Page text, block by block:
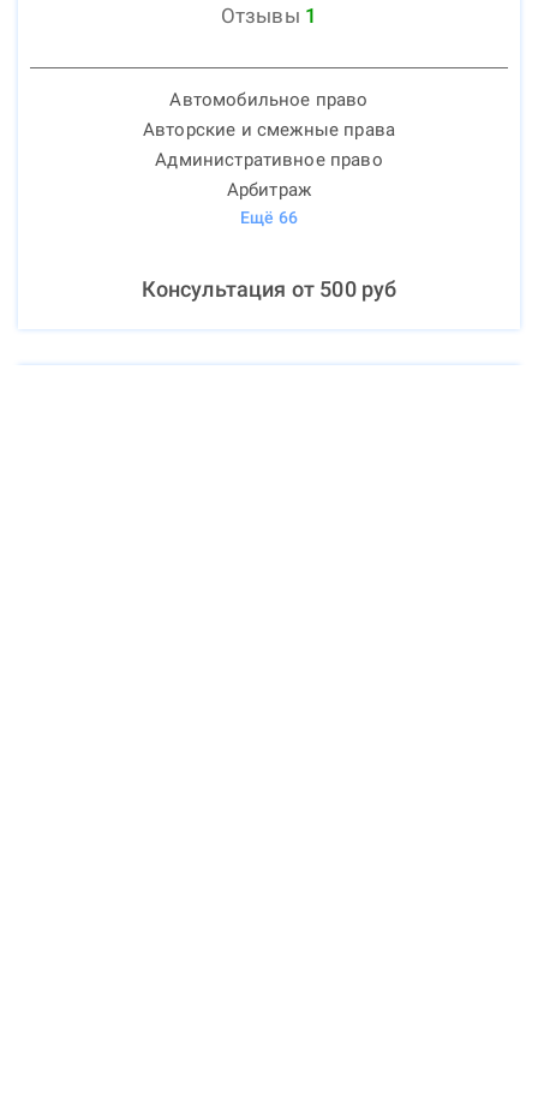
Отзывы 1
Автомобильное право
Авторские и смежные права
Административное право
Арбитраж
Ещё 66
Консультация от 500руб